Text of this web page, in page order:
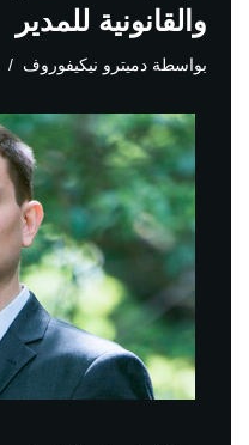
والقانونية للمدير
بواسطة دميترو نيكيفوروف